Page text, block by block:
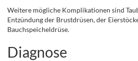
Weitere mögliche Komplikationen sind
Entzündung der Brustdrüsen, der
Bauchspeicheldrüse.
Diagnose